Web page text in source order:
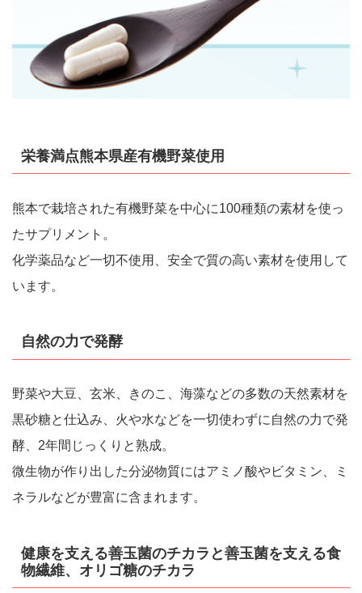
栄養満点熊本県産有機野菜使用
熊本で栽培された有機野菜を中心に100種類の素材を使っ
たサプリメント。
化学薬品など一切不使用、安全で質の高い素材を使用して
います。
自然の力で発酵
野菜や大豆、玄米、きのこ、海藻などの多数の天然素材を
黒砂糖と仕込み、火や水などを一切使わずに自然の力で発
酵、2年間じっくりと熟成。
微生物が作り出した分泌物質にはアミノ酸やビタミン、ミ
ネラルなどが豊富に含まれます。
健康を支える善玉菌のチカラと善玉菌を支える食
物繊維、オリゴ糖のチカラ